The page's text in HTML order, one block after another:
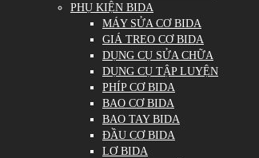
PHỤ KIỆN BIDA
MÁY SỬA CƠ BIDA
GIÁ TREO CƠ BIDA
DỤNG CỤ SỬA CHỮA
DỤNG CỤ TẬP LUYỆN
PHÍP CƠ BIDA
BAO CƠ BIDA
BAO TAY BIDA
ĐẦU CƠ BIDA
LƠ BIDA